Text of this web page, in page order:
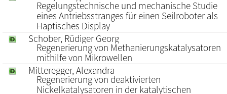
Regelungstechnische und mechanische Studie
eines Antriebsstranges für einen Seilroboter als
Haptisches Display
Schober, Rüdiger Georg
Regenerierung von Methanierungskatalysatoren
mithilfe von Mikrowellen
Mitteregger, Alexandra
Regenerierung von deaktivierten
Nickelkatalysatoren in der katalytischen